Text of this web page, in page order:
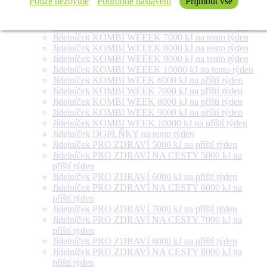
týden
Jídelníček KOMBI WEEEK 7000 kJ na tento týden
Jídelníček KOMBI WEEEK 8000 kJ na tento týden
Jídelníček KOMBI WEEEK 9000 kJ na tento týden
Jídelníček KOMBI WEEEK 10000 kJ na tento týden
Jídelníček KOMBI WEEK 6000 kJ na příští týden
Jídelníček KOMBI WEEK 7000 kJ na příští týden
Jídelníček KOMBI WEEK 8000 kJ na příští týden
Jídelníček KOMBI WEEK 9000 kJ na příští týden
Jídelníček KOMBI WEEK 10000 kJ na příští týden
Jídelníček DOPLŇKY na tento týden
Jídelníček PRO ZDRAVÍ 5000 kJ na příští týden
Jídelníček PRO ZDRAVÍ NA CESTY 5000 kJ na
příští týden
Jídelníček PRO ZDRAVÍ 6000 kJ na příští týden
Jídelníček PRO ZDRAVÍ NA CESTY 6000 kJ na
příští týden
Jídelníček PRO ZDRAVÍ 7000 kJ na příští týden
Jídelníček PRO ZDRAVÍ NA CESTY 7000 kJ na
příští týden
Jídelníček PRO ZDRAVÍ 8000 kJ na příští týden
Jídelníček PRO ZDRAVÍ NA CESTY 8000 kJ na
příští týden